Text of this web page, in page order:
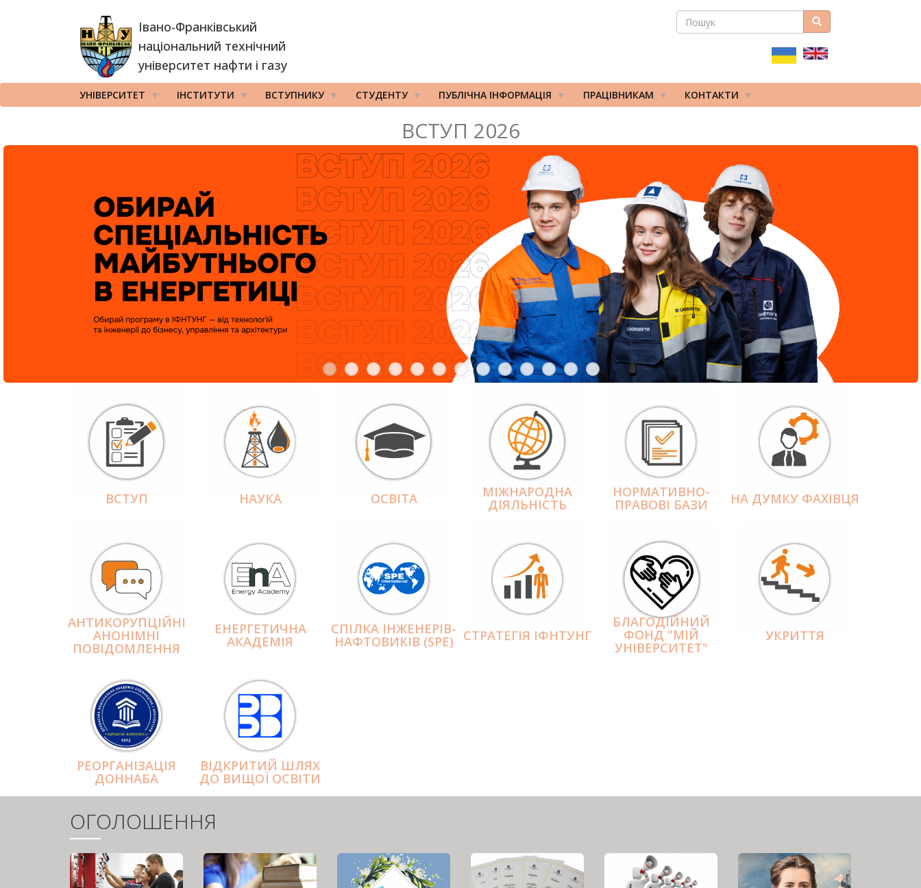
Івано-Франківський
національний технічний
університет нафти і газу
ПОШУКОВА
ПОШУК Пошук
УНІВЕРСИТЕТ ІНСТИТУТИ ВСТУПНИКУ СТУДЕНТУ ПУБЛІЧНА ІНФОРМАЦІЯ ПРАЦІВНИКАМ КОНТАКТИ
ВСТУП 2026
ВСТУП НАУКА ОСВІТА МІЖНАРОДНА
ДІЯЛЬНІCТЬ
НОРМАТИВНО-
ПРАВОВІ БАЗИ НА ДУМКУ ФАХІВЦЯ
АНТИКОРУПЦІЙНІ
АНОНІМНІ
ПОВІДОМЛЕННЯ
ЕНЕРГЕТИЧНА
АКАДЕМІЯ
СПІЛКА ІНЖЕНЕРІВ-
НАФТОВИКІВ (SPE) СТРАТЕГІЯ ІФНТУНГ
БЛАГОДІЙНИЙ
ФОНД "МІЙ
УНІВЕРСИТЕТ"
УКРИТТЯ
РЕОРГАНІЗАЦІЯ
ДОННАБА
ВІДКРИТИЙ ШЛЯХ
ДО ВИЩОЇ ОСВІТИ
ОГОЛОШЕННЯ